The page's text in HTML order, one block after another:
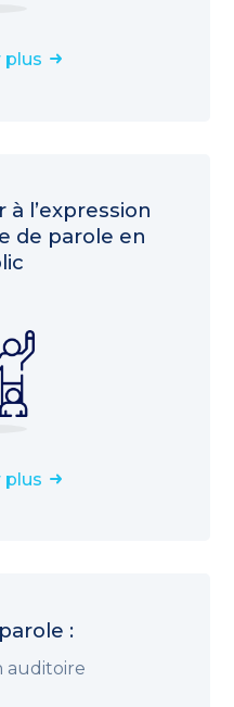
plus
l’expression
de parole en
plus
:
auditoire